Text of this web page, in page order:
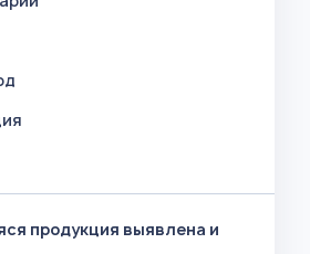
продукция выявлена и